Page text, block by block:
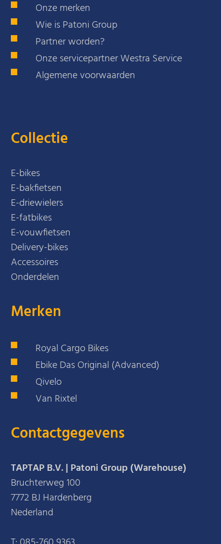
Onze merken
Wie is Patoni Group
Partner worden?
Onze servicepartner Westra Service
Algemene voorwaarden
Collectie
E-bikes
E-bakfietsen
E-driewielers
E-fatbikes
E-vouwfietsen
Delivery-bikes
Accessoires
Onderdelen
Merken
Royal Cargo Bikes
Ebike Das Original (Advanced)
Qivelo
Van Rixtel
Contactgegevens
TAPTAP B.V. | Patoni Group (Warehouse)
Bruchterweg 100
7772 BJ Hardenberg
Nederland